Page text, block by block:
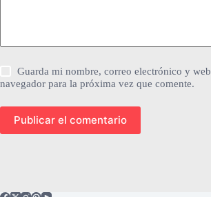
Guarda mi nombre, correo electrónico y web
navegador para la próxima vez que comente.
Publicar el comentario